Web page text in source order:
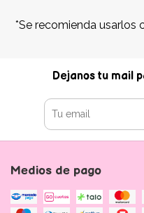
*Se recomienda usarlos
Dejanos tu mail
Medios de pago